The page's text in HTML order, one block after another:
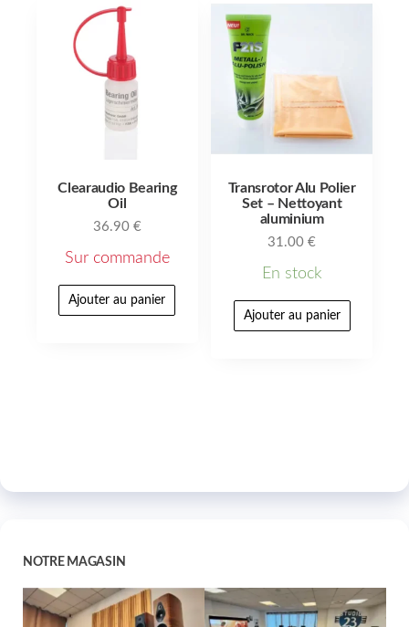
Clearaudio Bearing
Oil
36.90 €
Sur commande
Ajouter au panier
Transrotor Alu Polier
Set – Nettoyant
aluminium
31.00€
En stock
Ajouter au panier
NOTRE MAGASIN